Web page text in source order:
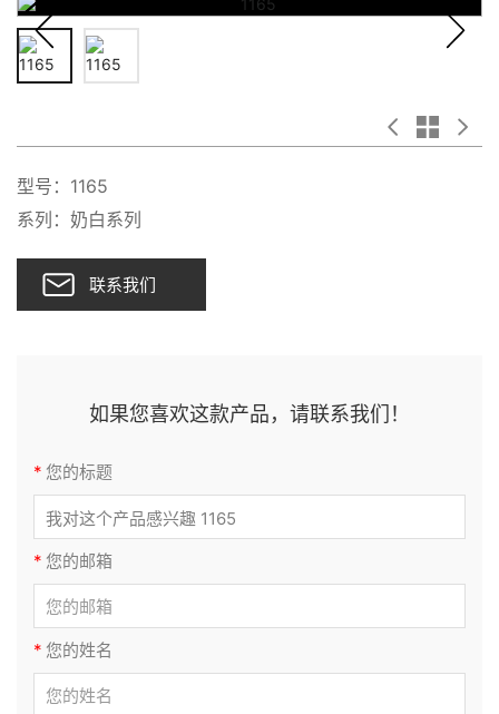
型号：1165
系列：奶白系列
联系我们
如果您喜欢这款产品，请联系我们！
* 您的标题
* 您的邮箱
* 您的姓名